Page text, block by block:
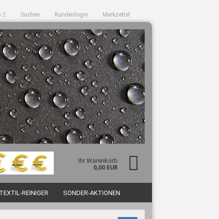
Suchen Kundenlogin Merkzettel
Ihr Warenkorb
0,00 EUR
REINIGER SONDER-AKTIONEN